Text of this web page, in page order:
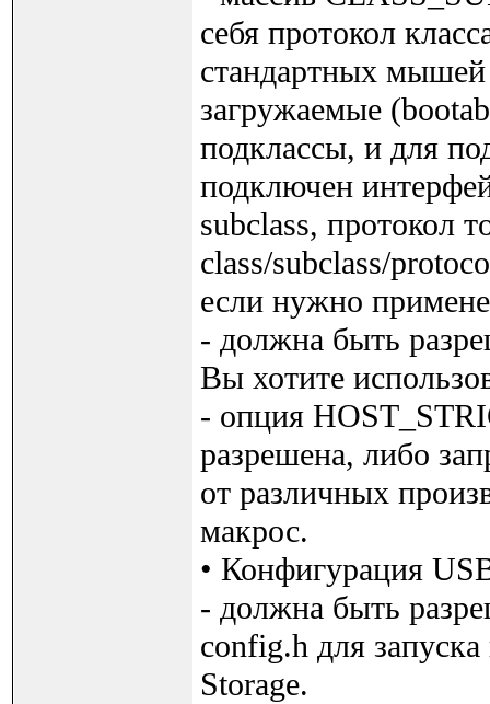
себя протокол
стандартных
загружаемые
подклассы, и для
подключен
subclass, протокол
class/subclass/
если нужно
- должна быть
Вы хотите
- опция
разрешена, либо
от различных
макрос.
• Конфигурация
- должна быть
config.h для
Storage.